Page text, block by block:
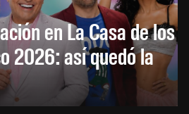
en La Casa de los
2026: así quedó la